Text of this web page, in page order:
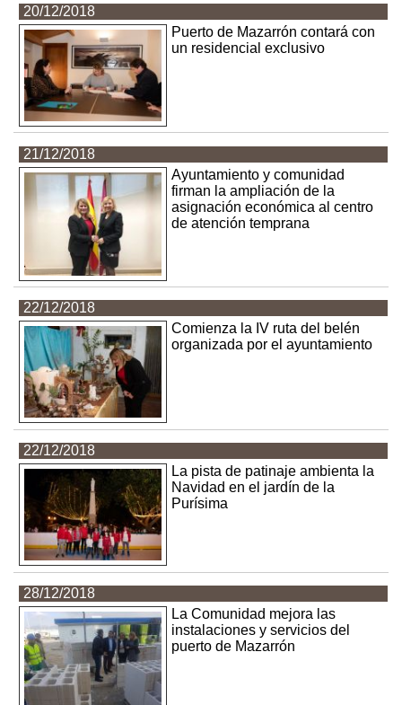
20/12/2018
Puerto de Mazarrón contará con
un residencial exclusivo
21/12/2018
Ayuntamiento y comunidad
firman la ampliación de la
asignación económica al centro
de atención temprana
22/12/2018
Comienza la IV ruta del belén
organizada por el ayuntamiento
22/12/2018
La pista de patinaje ambienta la
Navidad en el jardín de la
Purísima
28/12/2018
La Comunidad mejora las
instalaciones y servicios del
puerto de Mazarrón